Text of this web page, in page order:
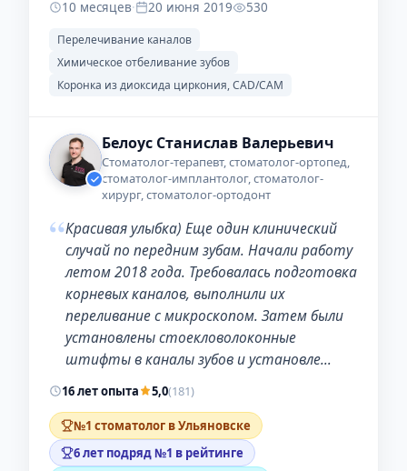
10 месяцев· 20 июня 2019 530
Перелечивание каналов
Химическое отбеливание зубов
Коронка из диоксида циркония, CAD/CAM
Белоус Станислав Валерьевич
Стоматолог-терапевт, стоматолог-ортопед,
стоматолог-имплантолог, стоматолог-
хирург, стоматолог-ортодонт
“Красивая улыбка) Еще один клинический
случай по передним зубам. Начали работу
летом 2018 года. Требовалась подготовка
корневых каналов, выполнили их
переливание с микроскопом. Затем были
установлены стоекловолоконные
штифты в каналы зубов и установле…
16 лет опыта 5,0(181)
№1 стоматолог в Ульяновске
6 лет подряд №1 в рейтинге